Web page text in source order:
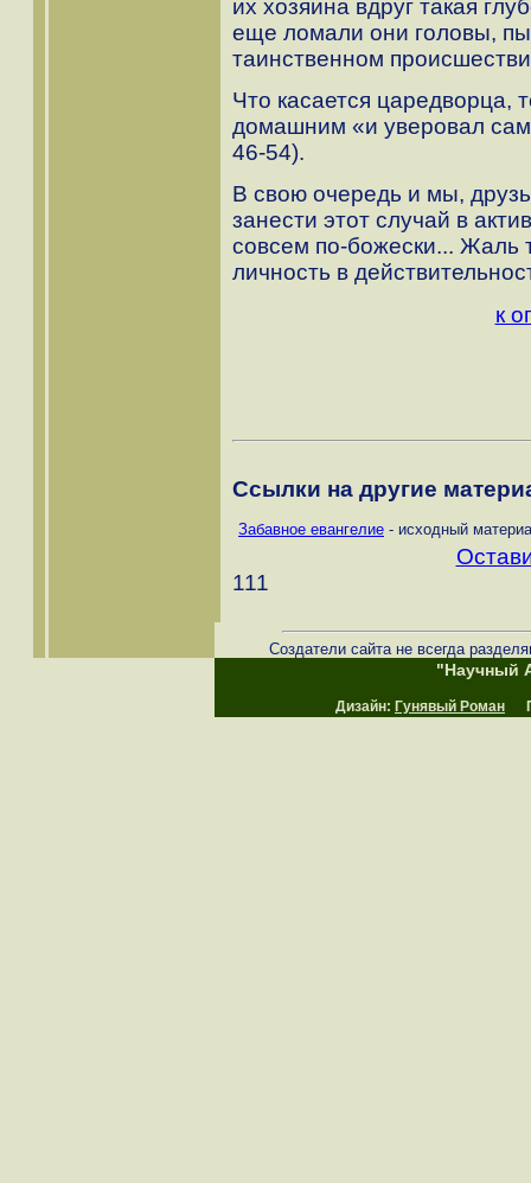
их хозяина вдруг такая
еще ломали они головы,
таинственном
Что касается царедворца,
домашним «и уверовал сам
46-54).
В свою очередь и мы,
занести этот случай в
совсем по-божески... Жаль
личность в
к
Ссылки на другие
Забавное евангелие - исходный
111
Создатели сайта не всегда
"Научный
Дизайн: Гунявый Роман